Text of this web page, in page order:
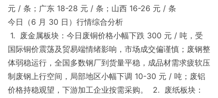
元 / 条；广东 18-28 元 / 条；山西 16-26 元 / 条
今日（6 月 30 日）行情综合分析
1. 废金属板块：今日废铜价格小幅下跌 300 元 / 吨，受
国际铜价震荡及贸易端情绪影响，市场成交偏谨慎；废钢整
体弱稳运行，全国多数钢厂到货量平稳，成品材需求疲软压
制废钢上行空间，局部地区小幅下调 10-30 元 / 吨；废铝
价格持稳观望，下游加工企业按需采购。 2. 废纸板块：